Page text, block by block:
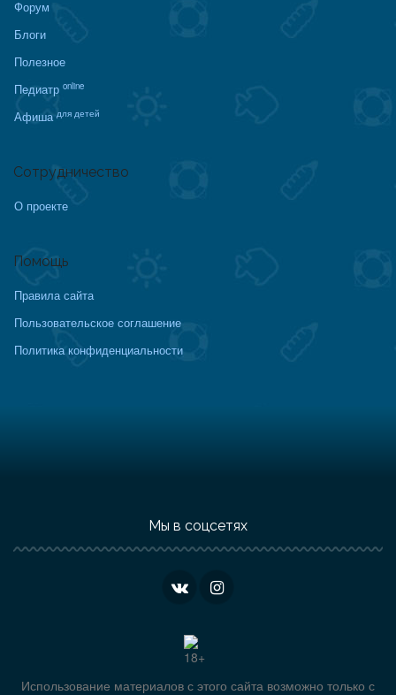
Форум
Блоги
Полезное
Педиатр online
Афиша для детей
Сотрудничество
О проекте
Помощь
Правила сайта
Пользовательское соглашение
Политика конфиденциальности
Мы в соцсетях
Использование материалов с этого сайта возможно только с